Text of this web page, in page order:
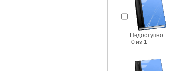
Недоступно
0 из 1